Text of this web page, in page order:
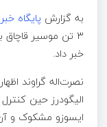
به گزارش پایگاه
خبر داد.
نصرت‌اله گراوند
الیگودرز حین
ایسوزو مشکوک و